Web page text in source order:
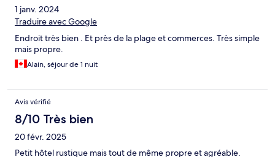
1 janv. 2024
Traduire avec Google
Endroit très bien . Et près de la plage et commerces. Très simple
mais propre.
Alain, séjour de 1 nuit
Avis vérifié
8/10 Très bien
20 févr. 2025
Petit hôtel rustique mais tout de même propre et agréable.